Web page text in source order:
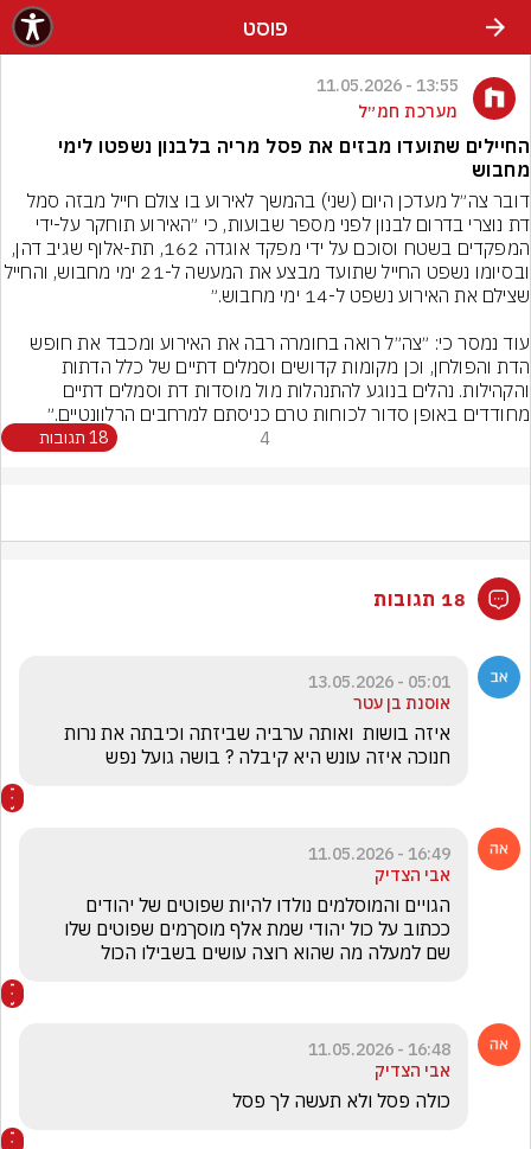
פוסט
13:55 - 11.05.2026
מערכת חמ״ל
החיילים שתועדו מבזים את פסל מריה בלבנון נשפטו לימי
מחבוש
מחודדים באופן סדור לכוחות טרם כניסתם למרחבים הרלוונטיים.״
4 18 תגובות
18 תגובות
05:01 - 13.05.2026
אוסנת בן עטר
חנוכה איזה עונש היא קיבלה ? בושה גועל נפש
16:49 - 11.05.2026
אבי הצדיק
שם למעלה מה שהוא רוצה עושים בשבילו הכול
16:48 - 11.05.2026
אבי הצדיק
כולה פסל ולא תעשה לך פסל